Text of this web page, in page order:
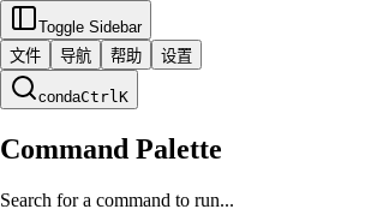
Toggle Sidebar
文件
导航 帮助 设置
condaCtrlK
Command Palette
Search for a command to run...